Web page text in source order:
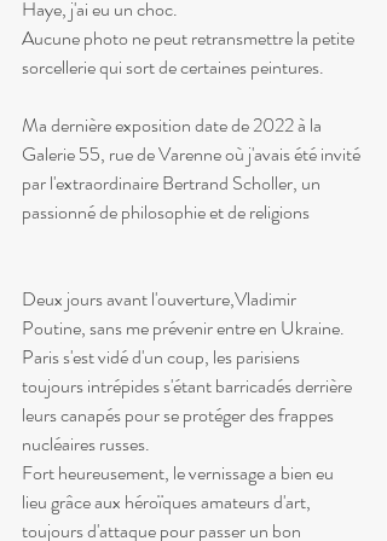
Haye, j'ai eu un choc.
Aucune photo ne peut retransmettre la petite
sorcellerie qui sort de certaines peintures.
Ma dernière exposition date de 2022 à la
Galerie 55, rue de Varenne où j'avais été invité
par l'extraordinaire Bertrand Scholler, un
passionné de philosophie et de religions
Deux jours avant l'ouverture,Vladimir
Poutine, sans me prévenir entre en Ukraine.
Paris s'est vidé d'un coup, les parisiens
toujours intrépides s'étant barricadés derrière
leurs canapés pour se protéger des frappes
nucléaires russes.
Fort heureusement, le vernissage a bien eu
lieu grâce aux héroïques amateurs d'art,
toujours d'attaque pour passer un bon